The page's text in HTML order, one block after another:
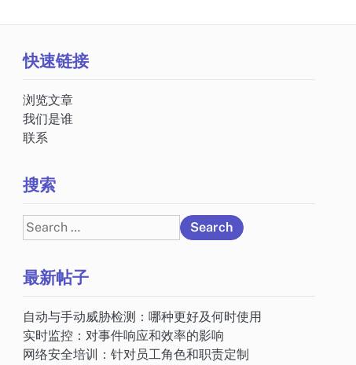
快速链接
浏览文章
我们是谁
联系
搜索
Search
for:
最新帖子
自动与手动威胁检测：哪种更好及何时使用
实时监控：对事件响应和效率的影响
网络安全培训：针对员工角色和职责定制